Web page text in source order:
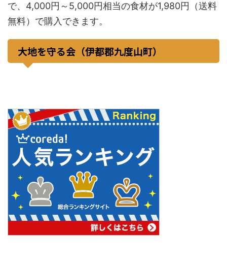
で、4,000円～5,000円相当の食材が1,980円（送料
無料）で購入できます。
大地を守る会（伊都郡九度山町）